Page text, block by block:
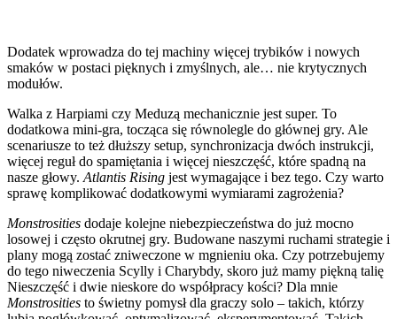
Dodatek wprowadza do tej machiny więcej trybików i nowych
smaków w postaci pięknych i zmyślnych, ale… nie krytycznych
modułów.
Walka z Harpiami czy Meduzą mechanicznie jest super. To
dodatkowa mini-gra, tocząca się równolegle do głównej gry. Ale
scenariusze to też dłuższy setup, synchronizacja dwóch instrukcji,
więcej reguł do spamiętania i więcej nieszczęść, które spadną na
nasze głowy. Atlantis Rising jest wymagające i bez tego. Czy warto
sprawę komplikować dodatkowymi wymiarami zagrożenia?
Monstrosities dodaje kolejne niebezpieczeństwa do już mocno
losowej i często okrutnej gry. Budowane naszymi ruchami strategie i
plany mogą zostać zniweczone w mgnieniu oka. Czy potrzebujemy
do tego niweczenia Scylly i Charybdy, skoro już mamy piękną talię
Nieszczęść i dwie nieskore do współpracy kości? Dla mnie
Monstrosities to świetny pomysł dla graczy solo – takich, którzy